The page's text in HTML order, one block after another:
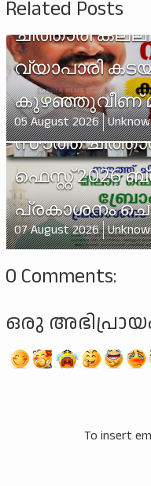
Related Posts
ചിത്താരി
വ്യാപാരി
കുഴഞ്ഞുവീണ്
05 August 2026
സൗത്ത്
ഫെസ്റ്റ് 2026
പ്രകാശനം
07 August 2026
0 Comments:
ഒരു
To insert